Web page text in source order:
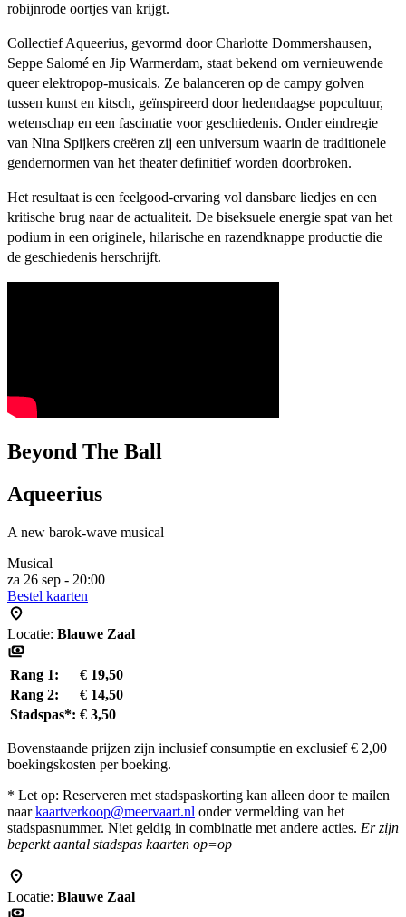
robijnrode oortjes van krijgt.
Collectief Aqueerius, gevormd door Charlotte Dommershausen,
Seppe Salomé en Jip Warmerdam, staat bekend om vernieuwende
queer elektropop-musicals. Ze balanceren op de campy golven
tussen kunst en kitsch, geïnspireerd door hedendaagse popcultuur,
wetenschap en een fascinatie voor geschiedenis. Onder eindregie
van Nina Spijkers creëren zij een universum waarin de traditionele
gendernormen van het theater definitief worden doorbroken.
Het resultaat is een feelgood-ervaring vol dansbare liedjes en een
kritische brug naar de actualiteit. De biseksuele energie spat van het
podium in een originele, hilarische en razendknappe productie die
de geschiedenis herschrijft.
Beyond The Ball
Aqueerius
A new barok-wave musical
Musical
za 26 sep - 20:00
Bestel kaarten
Locatie: Blauwe Zaal
Rang 1:
€ 19,50
Rang 2:
€ 14,50
Stadspas*: € 3,50
Bovenstaande prijzen zijn inclusief consumptie en exclusief € 2,00
boekingskosten per boeking.
* Let op: Reserveren met stadspaskorting kan alleen door te mailen
naarkaartverkoop@meervaart.nl onder vermelding van het
stadspasnummer. Niet geldig in combinatie met andere acties. Er zijn
beperkt aantal stadspas kaarten op=op
Locatie: Blauwe Zaal